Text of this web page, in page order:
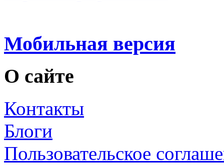
Мобильная версия
О сайте
Контакты
Блоги
Пользовательское